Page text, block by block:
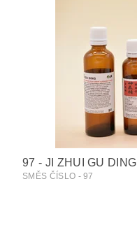
97 - JI ZHUI GU DING
SMĚS ČÍSLO - 97